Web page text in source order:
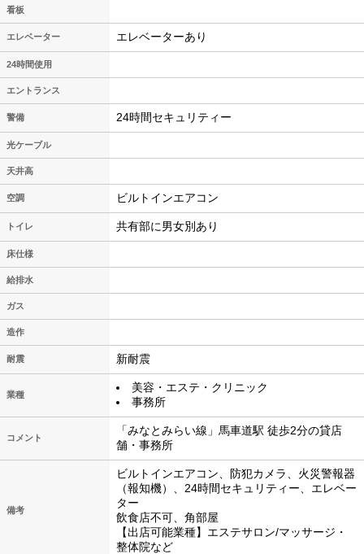
看板
エレベーター エレベーターあり
24時間使用
エントランス
警備 24時間セキュリティー
光ケーブル
天井高
空調 ビルトインエアコン
トイレ 共有部に男女別あり
床仕様
給排水
ガス
造作
耐震 新耐震
業種
美容・エステ・クリニック
事務所
コメント
「みなとみらい線」馬車道駅 徒歩2分の貸店
舗・事務所
備考
ビルトインエアコン、防犯カメラ、火災警報器
（報知機）、24時間セキュリティー、エレベー
ター
飲食店不可、角部屋
【出店可能業種】エステサロン/マッサージ・
整体院など